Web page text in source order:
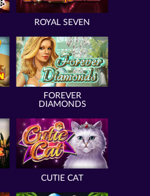
ROYAL SEVEN
FOREVER
DIAMONDS
CUTIE CAT